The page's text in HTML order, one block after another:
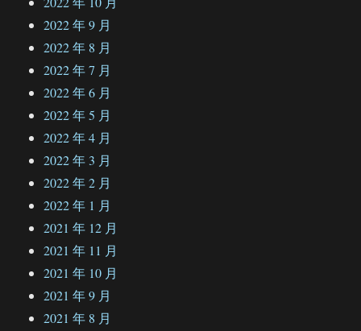
2022 年 9 月
2022 年 8 月
2022 年 7 月
2022 年 6 月
2022 年 5 月
2022 年 4 月
2022 年 3 月
2022 年 2 月
2022 年 1 月
2021 年 12 月
2021 年 11 月
2021 年 10 月
2021 年 9 月
2021 年 8 月